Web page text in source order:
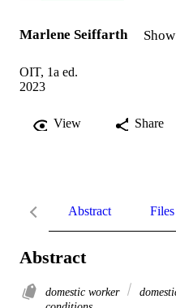
Marlene Seiffarth
OIT, 1a ed.
2023
View Share
Abstract
Abstract
domestic worker